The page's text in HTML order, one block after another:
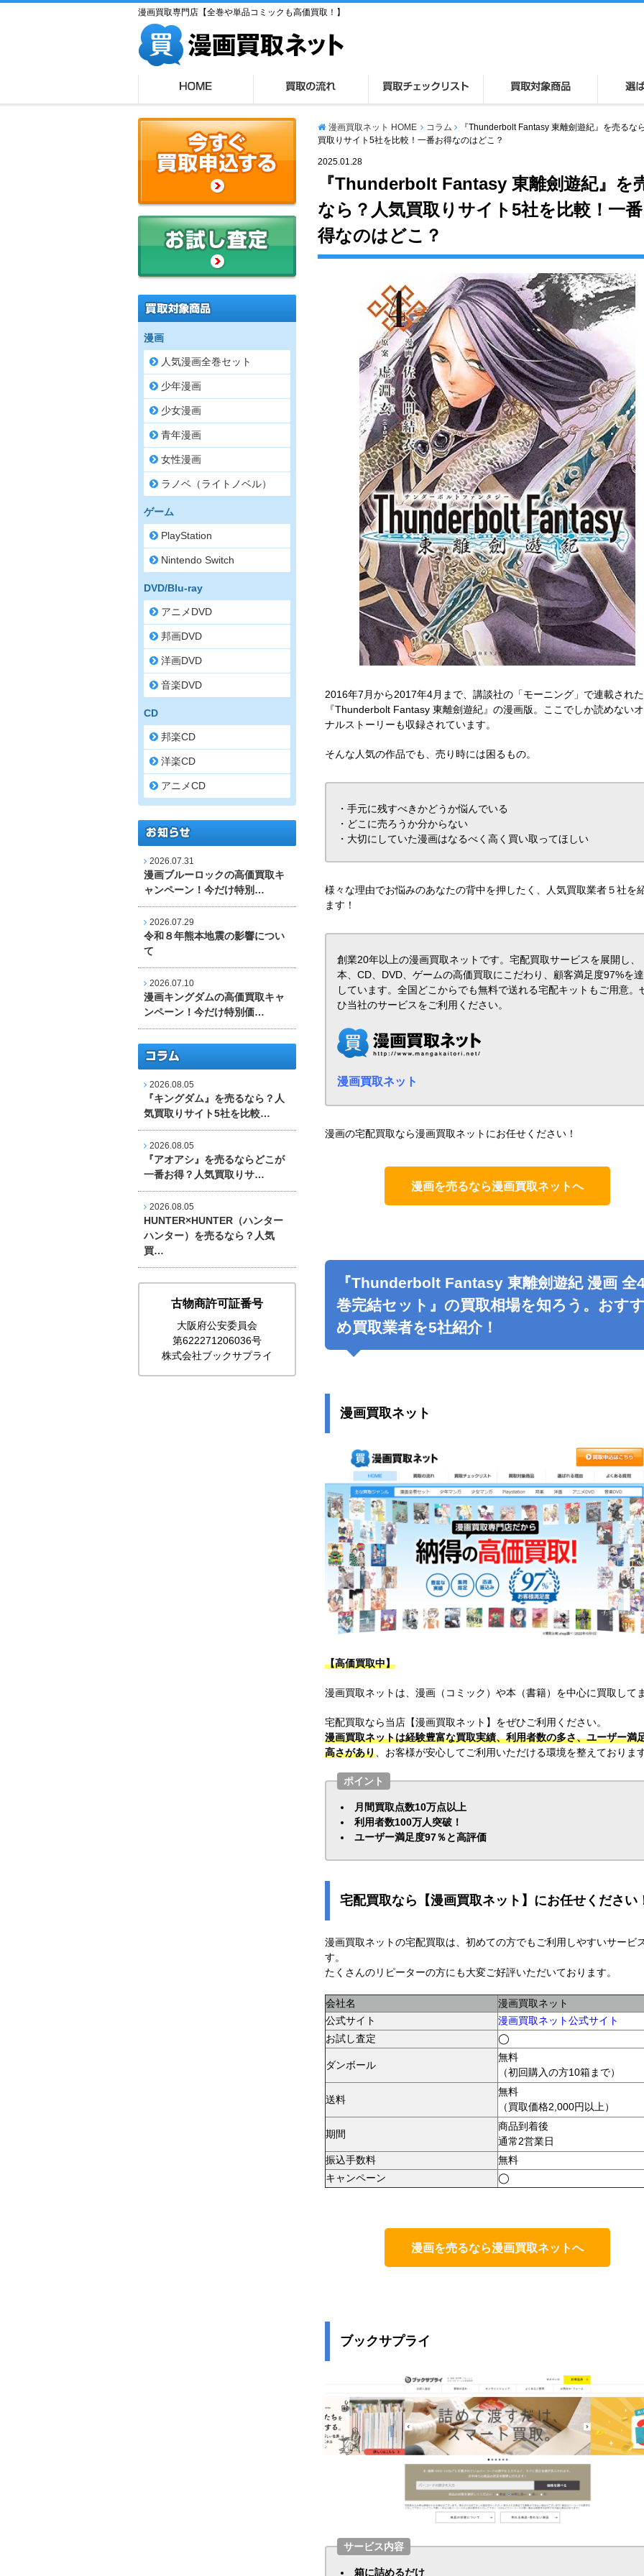
漫画買取専門店【全巻や単品コミックも高価買取！】
漫画買取ネット HOME コラム
『Thunderbolt Fantasy 東離劍遊紀』を売るな
買取りサイト5社を比較！一番お得なのはどこ？
2025.01.28
『Thunderbolt Fantasy 東離劍遊紀』を
なら？人気買取りサイト5社を比較！一
得なのはどこ？
2016年7月から2017年4月まで、講談社の「モーニング」で連載された
『Thunderbolt Fantasy 東離劍遊紀』の漫画版。ここでしか読めない
ナルストーリーも収録されています。
そんな人気の作品でも、売り時には困るもの。
・手元に残すべきかどうか悩んでいる
・どこに売ろうか分からない
・大切にしていた漫画はなるべく高く買い取ってほしい
様々な理由でお悩みのあなたの背中を押したく、人気買取業者５社を
ます！
創業20年以上の漫画買取ネットです。宅配買取サービスを展開し、
本、CD、DVD、ゲームの高価買取にこだわり、顧客満足度97%を
しています。全国どこからでも無料で送れる宅配キットもご用意。
ひ当社のサービスをご利用ください。
漫画買取ネット
漫画の宅配買取なら漫画買取ネットにお任せください！
漫画を売るなら漫画買取ネットへ
『Thunderbolt Fantasy 東離劍遊紀 漫画 全
巻完結セット』の買取相場を知ろう。おす
め買取業者を5社紹介！
漫画買取ネット
【高価買取中】
漫画買取ネットは、漫画（コミック）や本（書籍）を中心に買取して
宅配買取なら当店【漫画買取ネット】をぜひご利用ください。
漫画買取ネットは経験豊富な買取実績、利用者数の多さ、ユーザー満
高さがあり 、お客様が安心してご利用いただける環境を整えておりま
ポイント
月間買取点数10万点以上
利用者数100万人突破！
ユーザー満足度97％と高評価
宅配買取なら【漫画買取ネット】にお任せください
漫画買取ネットの宅配買取は、初めての方でもご利用しやすいサービ
す。
たくさんのリピーターの方にも大変ご好評いただいております。
会社名
漫画買取ネット
公式サイト
漫画買取ネット公式サイト
お試し査定
◯
ダンボール
無料
（初回購入の方10箱まで）
送料
無料
（買取価格2,000円以上）
期間
商品到着後
通常2営業日
振込手数料
無料
キャンペーン
◯
漫画を売るなら漫画買取ネットへ
ブックサプライ
サービス内容
箱に詰めるだけ
漫画
人気漫画全巻セット
少年漫画
少女漫画
青年漫画
女性漫画
ラノベ（ライトノベル）
ゲーム
PlayStation
Nintendo Switch
DVD/Blu-ray
アニメDVD
邦画DVD
洋画DVD
音楽DVD
CD
邦楽CD
洋楽CD
アニメCD
2026.07.31
漫画ブルーロックの高価買取キ
ャンペーン！今だけ特別…
2026.07.29
令和８年熊本地震の影響につい
て
2026.07.10
漫画キングダムの高価買取キャ
ンペーン！今だけ特別価…
2026.08.05
『キングダム』を売るなら？人
気買取りサイト5社を比較…
2026.08.05
『アオアシ』を売るならどこが
一番お得？人気買取りサ…
2026.08.05
HUNTER×HUNTER（ハンター
ハンター）を売るなら？人気
買…
古物商許可証番号
大阪府公安委員会
第622271206036号
株式会社ブックサプライ